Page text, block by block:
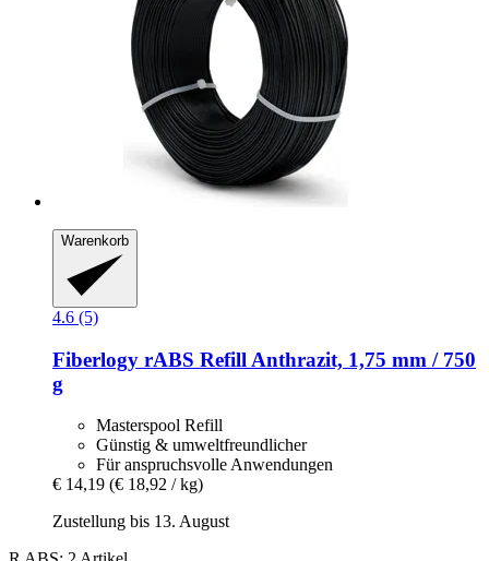
Warenkorb
4.6 (5)
Fiberlogy rABS Refill Anthrazit, 1,75 mm / 750
g
Masterspool Refill
Günstig & umweltfreundlicher
Für anspruchsvolle Anwendungen
€ 14,19 (€ 18,92 / kg)
Zustellung bis 13. August